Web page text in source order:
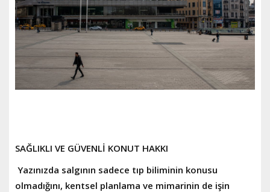
SAĞLIKLI VE GÜVENLİ KONUT HAKKI
Yazınızda salgının sadece tıp biliminin konusu
olmadığını, kentsel planlama ve mimarinin de işin